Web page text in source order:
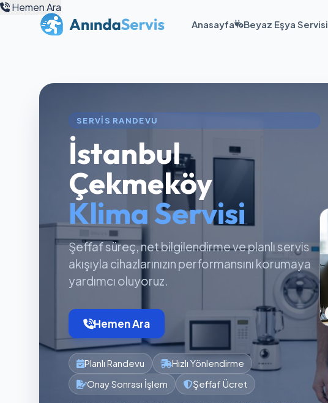
Anasayfa Beyaz Eşya Servisi
Hemen Ara
SERVIS RANDEVU
İstanbul
Çekmeköy
Klima Servisi
Şeffaf süreç, net bilgilendirme ve planlı servis
akışıyla cihazlarınızın performansını korumaya
yardımcı oluyoruz.
Hemen Ara
Planlı Randevu
Hızlı Yönlendirme
Onay Sonrası İşlem
Şeffaf Ücret